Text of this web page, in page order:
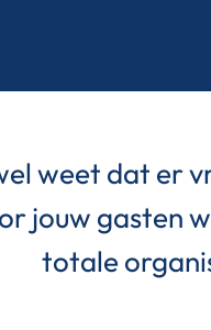
weet dat er
jouw gasten
totale